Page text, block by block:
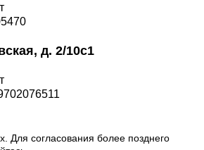
д. 2/10с1
Для согласования более позднего